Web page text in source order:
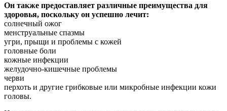
Он также предоставляет различные преимущества для
здоровья, поскольку он успешно лечит:
солнечный ожог
менструальные спазмы
угри, прыщи и проблемы с кожей
головные боли
кожные инфекции
желудочно-кишечные проблемы
черви
перхоть и другие грибковые или микробные инфекции кожи
головы.